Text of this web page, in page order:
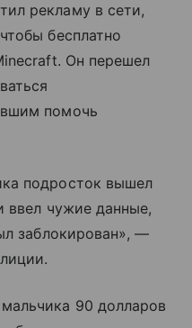
рекламу в сети,
бесплатно
Он перешел
помочь
подросток вышел
ввел чужие данные,
заблокирован», —
90 долларов